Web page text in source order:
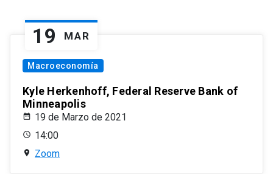
19 MAR
Macroeconomía
Kyle Herkenhoff, Federal Reserve Bank of
Minneapolis
19 de Marzo de 2021
14:00
Zoom